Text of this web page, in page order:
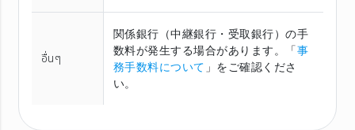
อื่นๆ
関係銀行（中継銀行・受取銀行）の手
数料が発生する場合があります。「事
務手数料について」をご確認くださ
い。